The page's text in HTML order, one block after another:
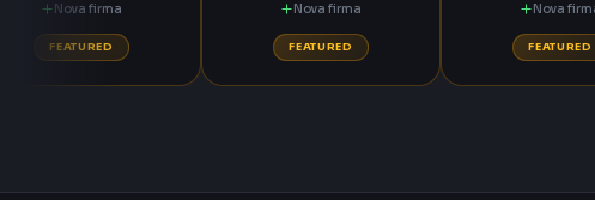
Nova firma
FEATURED
Nova firma
FEATURED
Nova
FEATURED